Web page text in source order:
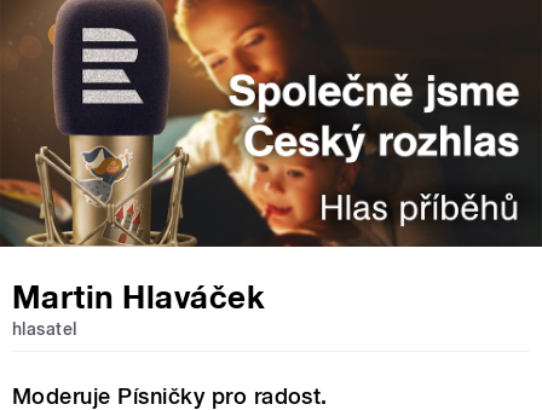
Martin Hlaváček
hlasatel
Moderuje Písničky pro radost.